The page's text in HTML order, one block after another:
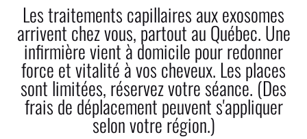
Facebook
Twitter
LinkedIn
Correo electrónico
Tiempo de lectura
7
  minutos
Les traitements capillaires aux exosomes
arrivent chez vous, partout au Québec. Une
infirmière vient à domicile pour redonner
force et vitalité à vos cheveux. Les places
sont limitées, réservez votre séance. (Des
frais de déplacement peuvent s'appliquer
selon votre région.)